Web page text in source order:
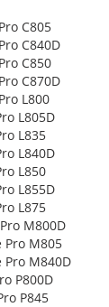
C805
C840D
C850
C870D
L800
L805D
L835
L840D
L850
L855D
L875
M800D
Pro M805
M840D
P800D
P845